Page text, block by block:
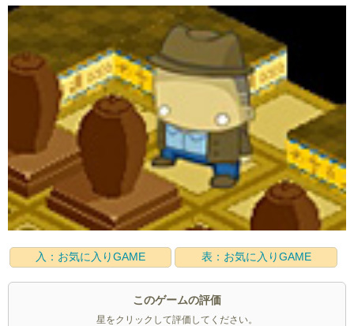
入：お気に入りGAME 表：お気に入りGAME
このゲームの評価
星をクリックして評価してください。